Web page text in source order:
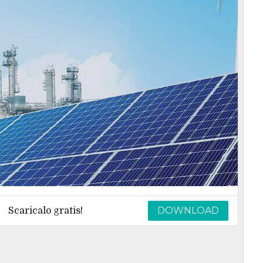
Scaricalo gratis! DOWNLOAD